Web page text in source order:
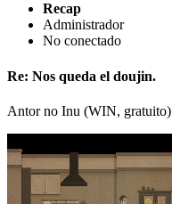
Recap
Administrador
No conectado
Re: Nos queda el doujin.
Antor no Inu (WIN, gratuito)